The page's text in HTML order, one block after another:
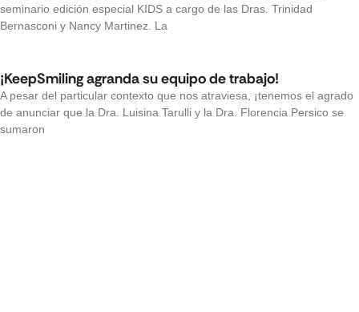
seminario edición especial KIDS a cargo de las Dras. Trinidad
Bernasconi y Nancy Martinez. La
¡KeepSmiling agranda su equipo de trabajo!
A pesar del particular contexto que nos atraviesa, ¡tenemos el agrado
de anunciar que la Dra. Luisina Tarulli y la Dra. Florencia Persico se
sumaron